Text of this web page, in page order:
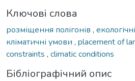
Ключові слова
розміщення полігонів ,
кліматичні умови , placement of
constraints , climatic conditions
Бібліографічний опис